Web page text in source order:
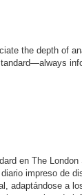
the depth of
en The
impreso de
adaptándose a